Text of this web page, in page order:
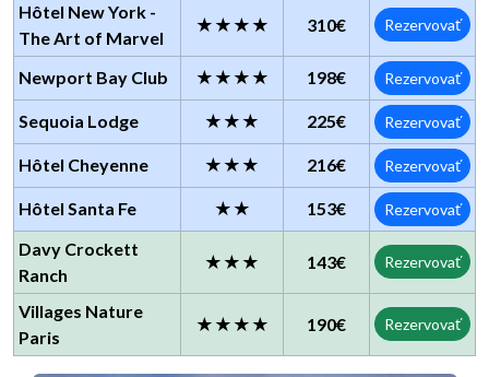
Hôtel New York -
The Art of Marvel
★★★★ 310€ Rezervovať
Newport Bay Club ★★★★ 198€ Rezervovať
Sequoia Lodge ★★★ 225€ Rezervovať
Hôtel Cheyenne ★★★ 216€ Rezervovať
Hôtel Santa Fe ★★ 153€ Rezervovať
Davy Crockett
Ranch
★★★ 143€ Rezervovať
Villages Nature
Paris
★★★★ 190€ Rezervovať